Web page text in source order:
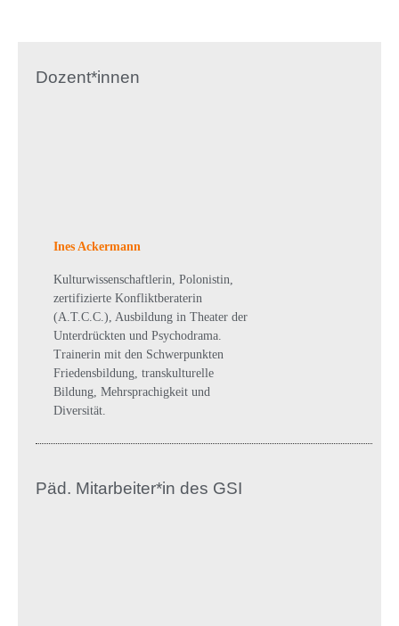
Dozent*innen
Ines Ackermann
Kulturwissenschaftlerin, Polonistin,
zertifizierte Konfliktberaterin
(A.T.C.C.), Ausbildung in Theater der
Unterdrückten und Psychodrama.
Trainerin mit den Schwerpunkten
Friedensbildung, transkulturelle
Bildung, Mehrsprachigkeit und
Diversität.
Päd. Mitarbeiter*in des GSI